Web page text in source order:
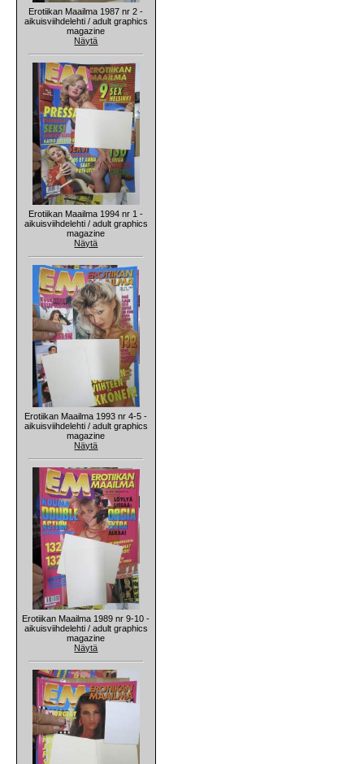
Erotiikan Maailma 1987 nr 2 -
aikuisviihdelehti / adult graphics
magazine
Näytä
Erotiikan Maailma 1994 nr 1 -
aikuisviihdelehti / adult graphics
magazine
Näytä
Erotiikan Maailma 1993 nr 4-5 -
aikuisviihdelehti / adult graphics
magazine
Näytä
Erotiikan Maailma 1989 nr 9-10 -
aikuisviihdelehti / adult graphics
magazine
Näytä